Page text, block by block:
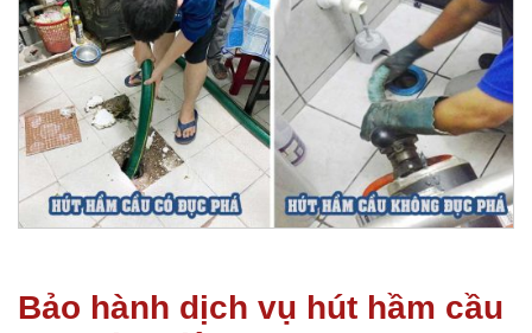
Bảo hành dịch vụ hút hầm cầu